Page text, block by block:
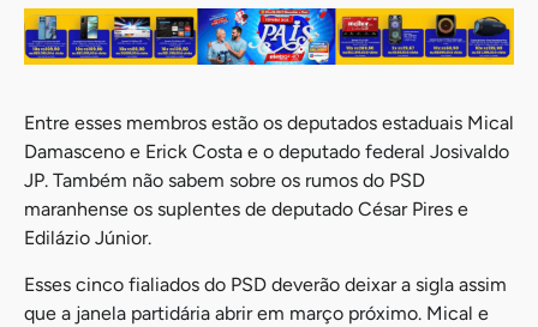
Entre esses membros estão os deputados estaduais Mical
Damasceno e Erick Costa e o deputado federal Josivaldo
JP. Também não sabem sobre os rumos do PSD
maranhense os suplentes de deputado César Pires e
Edilázio Júnior.
Esses cinco fialiados do PSD deverão deixar a sigla assim
que a janela partidária abrir em março próximo. Mical e